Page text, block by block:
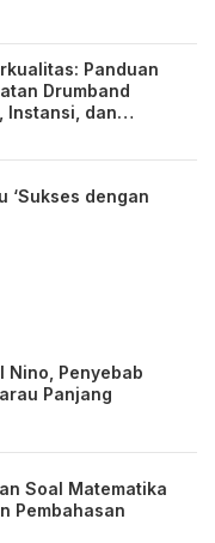
Panduan
Drumband
Instansi, dan
‘Sukses dengan
Nino, Penyebab
Panjang
Soal Matematika
Pembahasan